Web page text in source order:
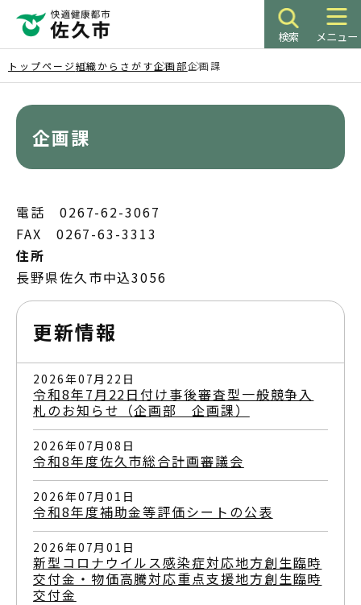
ペ
ー
ジ
検索 メニュー
トップページ組織からさがす企画部企画課
企画課
電話 0267-62-3067
FAX 0267-63-3313
住所
長野県佐久市中込3056
更新情報
2026年07月22日
令和8年7月22日付け事後審査型一般競争入
札のお知らせ（企画部 企画課）
2026年07月08日
令和8年度佐久市総合計画審議会
2026年07月01日
令和8年度補助金等評価シートの公表
2026年07月01日
新型コロナウイルス感染症対応地方創生臨時
交付金・物価高騰対応重点支援地方創生臨時
交付金